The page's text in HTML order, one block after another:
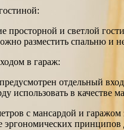
просторной и светлой
разместить спальню и
в гараж:
отдельный
использовать в качестве
с мансардой и
эргономических